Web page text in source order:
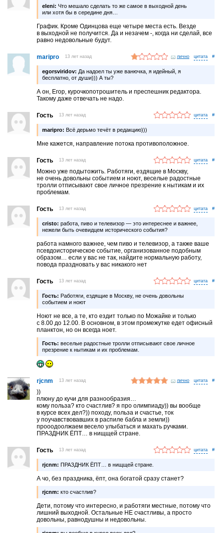
eleni: Что мешало сделать то же самое в выходной день
или хотя бы в середине дня…
График. Кроме Одинцова еще четыре места есть. Везде
в выходной не получится. Да и незачем -, когда ни сделай, все
равно недовольные будут.
maripro 13 лет назад лично #
egorsviridov: Да надоел ты уже ванючка, я идейный, я
бесплатно, от души))) А ты?
А он, Егор, курочкопотрошитель и преспешник редактора.
Такому даже отвечать не надо.
Гость 13 лет назад #
maripro: Всё дерьмо течёт в редакцию)))
Мне кажется, направление потока противоположное.
Гость 13 лет назад #
Можно уже подытожить. Работяги, ездящие в Москву,
не очень довольны событием и ноют, веселые радостные
тролли отписывают свое личное презрение к нытикам и их
проблемам.
Гость 13 лет назад #
cristo: работа, пиво и телевизор — это интереснее и важнее,
нежели быть очевидцем исторического события?
работа намного важнее, чем пиво и телевизор, а также ваше
псевдоисторическое событие, организованное подобным
образом… если у вас не так, найдите нормальную работу,
повода праздновать у вас никакого нет
Гость 13 лет назад #
Гость: Работяги, ездящие в Москву, не очень довольны
событием и ноют
Ноют не все, а те, кто ездит только по Можайке и только
с 8.00 до 12.00. В основном, в этом промежутке едет офисный
планктон, но он всегда ноет.
Гость: веселые радостные тролли отписывают свое личное
презрение к нытикам и их проблемам.
rjcnm 13 лет назад лично #
))
плюну до кучи для разнообразия…
кому польза? кто счастлив? я про олимпиаду)) вы вообще
в курсе всех дел?)) походу, польза и счастье, ток
у поучавствовавших в распиле бабла и земли))
прооодоолжаем весело улыбаться и махать ручками.
ПРАЗДНИК ЁПТ… в нищщей стране.
Гость 13 лет назад #
rjcnm: ПРАЗДНИК ЁПТ… в нищщей стране.
А чо, без праздника, ёпт, она богатой сразу станет?
rjcnm: кто счастлив?
Дети, потому что интересно, и работяги местные, потому что
лишний выходной. Остальные НЕ счастливы, а просто
довольны, равнодушны и недовольны.